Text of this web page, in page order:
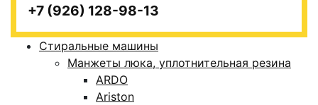
+7 (926) 128-98-13
Стиральные машины
Манжеты люка, уплотнительная резина
ARDO
Ariston